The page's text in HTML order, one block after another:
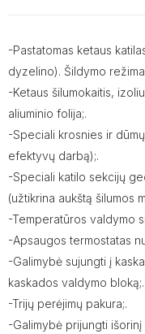
-Pastatomas ketaus
dyzelino). Šildymo
-Ketaus šilumokaitis,
aliuminio folija;.
-Speciali krosnies ir
efektyvų darbą);.
-Speciali katilo sekcijų
(užtikrina aukštą šilumos
-Temperatūros valdymo
-Apsaugos termostatas
-Galimybė sujungti į
kaskados valdymo bloką;.
-Trijų perėjimų pakura;.
-Galimybė prijungti išorinį